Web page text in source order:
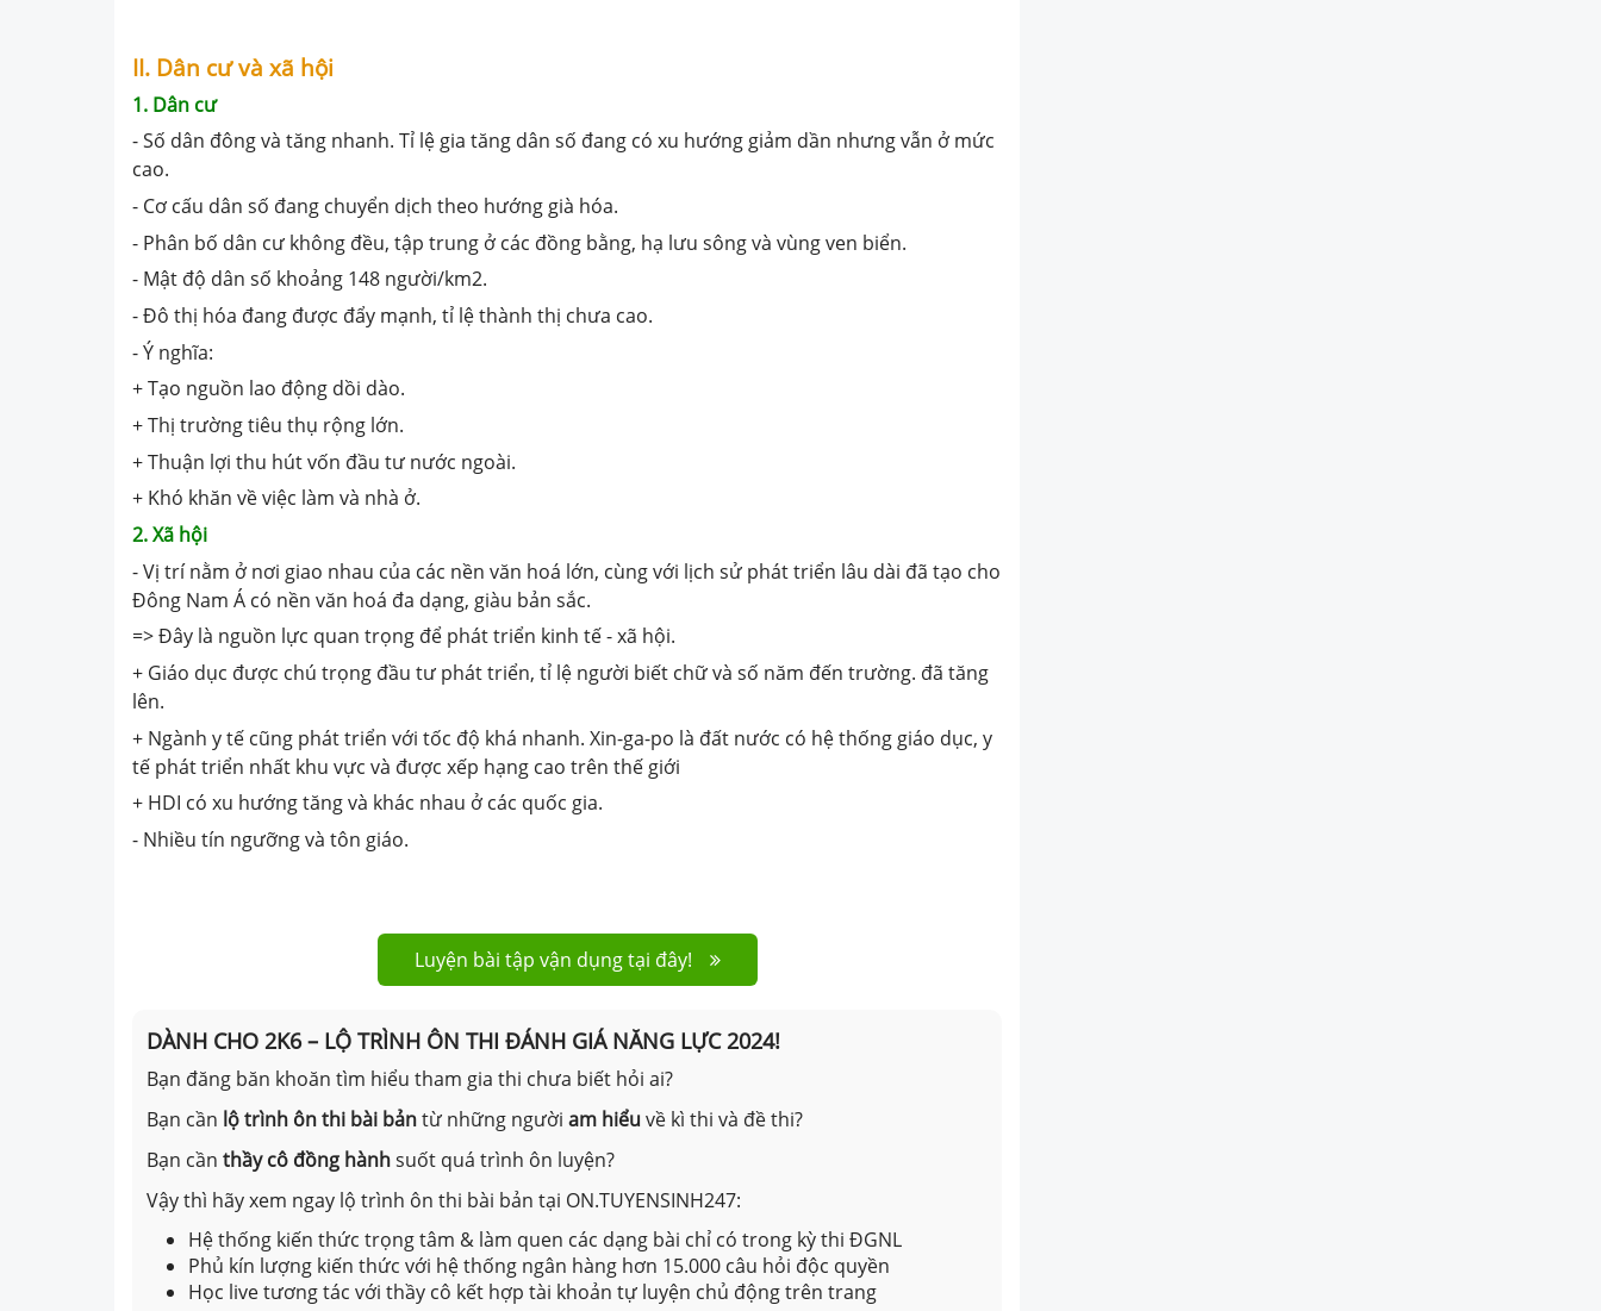
II. Dân cư và xã hội
1. Dân cư
- Số dân đông và tăng nhanh. Tỉ lệ gia tăng dân số đang có xu hướng giảm dần nhưng vẫn ở mức
cao.
- Cơ cấu dân số đang chuyển dịch theo hướng già hóa.
- Phân bố dân cư không đều, tập trung ở các đồng bằng, hạ lưu sông và vùng ven biển.
- Mật độ dân số khoảng 148 người/km2.
- Đô thị hóa đang được đẩy mạnh, tỉ lệ thành thị chưa cao.
- Ý nghĩa:
+ Tạo nguồn lao động dồi dào.
+ Thị trường tiêu thụ rộng lớn.
+ Thuận lợi thu hút vốn đầu tư nước ngoài.
+ Khó khăn về việc làm và nhà ở.
2. Xã hội
- Vị trí nằm ở nơi giao nhau của các nền văn hoá lớn, cùng với lịch sử phát triển lâu dài đã tạo cho
Đông Nam Á có nền văn hoá đa dạng, giàu bản sắc.
=> Đây là nguồn lực quan trọng để phát triển kinh tế - xã hội.
+ Giáo dục được chú trọng đầu tư phát triển, tỉ lệ người biết chữ và số năm đến trường. đã tăng
lên.
+ Ngành y tế cũng phát triển với tốc độ khá nhanh. Xin-ga-po là đất nước có hệ thống giáo dục, y
tế phát triển nhất khu vực và được xếp hạng cao trên thế giới
+ HDI có xu hướng tăng và khác nhau ở các quốc gia.
- Nhiều tín ngưỡng và tôn giáo.
Luyện bài tập vận dụng tại đây!
DÀNH CHO 2K6 – LỘ TRÌNH ÔN THI ĐÁNH GIÁ NĂNG LỰC 2024!
Bạn đăng băn khoăn tìm hiểu tham gia thi chưa biết hỏi ai?
Bạn cần lộ trình ôn thi bài bảntừ những người am hiểuvề kì thi và đề thi?
Bạn cần thầy cô đồng hànhsuốt quá trình ôn luyện?
Vậy thì hãy xem ngay lộ trình ôn thi bài bản tại ON.TUYENSINH247:
Hệ thống kiến thức trọng tâm & làm quen các dạng bài chỉ có trong kỳ thi ĐGNL
Phủ kín lượng kiến thức với hệ thống ngân hàng hơn 15.000 câu hỏi độc quyền
Học live tương tác với thầy cô kết hợp tài khoản tự luyện chủ động trên trang